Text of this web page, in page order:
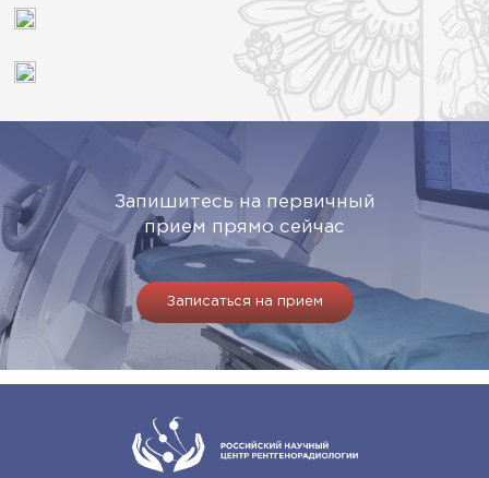
Запишитесь на первичный
прием прямо сейчас
Записаться на прием